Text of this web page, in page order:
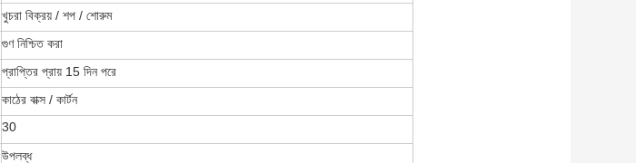
খুচরা বিক্রয় / শপ / শোরুম
গুণ নিশ্চিত করা
প্রাপ্তির প্রায় 15 দিন পরে
কাঠের বাক্স / কার্টন
30
উপলব্ধ